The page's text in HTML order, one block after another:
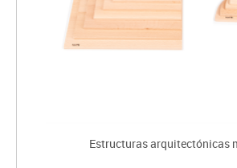
Estructuras arquitectónicas